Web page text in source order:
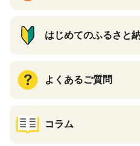
はじめてのふるさと
よくあるご質問
コラム